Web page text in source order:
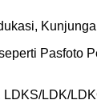
Pasfoto
LDK/